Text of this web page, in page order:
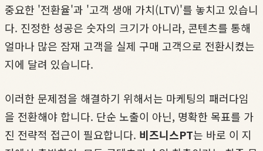
중요한 '전환율'과 '고객 생애 가치(LTV)'를 놓치고 있습니
다. 진정한 성공은 숫자의 크기가 아니라, 콘텐츠를 통해
얼마나 많은 잠재 고객을 실제 구매 고객으로 전환시켰는
지에 달려 있습니다.
이러한 문제점을 해결하기 위해서는 마케팅의 패러다임
을 전환해야 합니다. 단순 노출이 아닌, 명확한 목표를 가
진 전략적 접근이 필요합니다. 비즈니스PT는 바로 이 지